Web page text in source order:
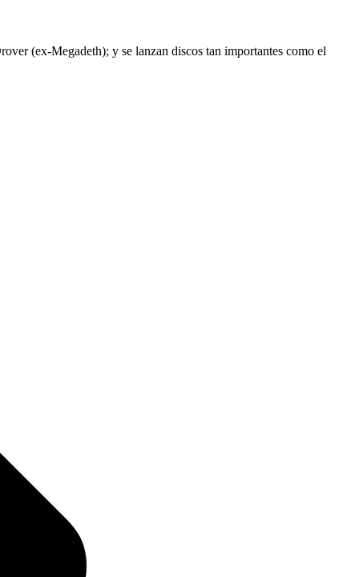
(ex-Megadeth); y se lanzan discos tan importantes como el